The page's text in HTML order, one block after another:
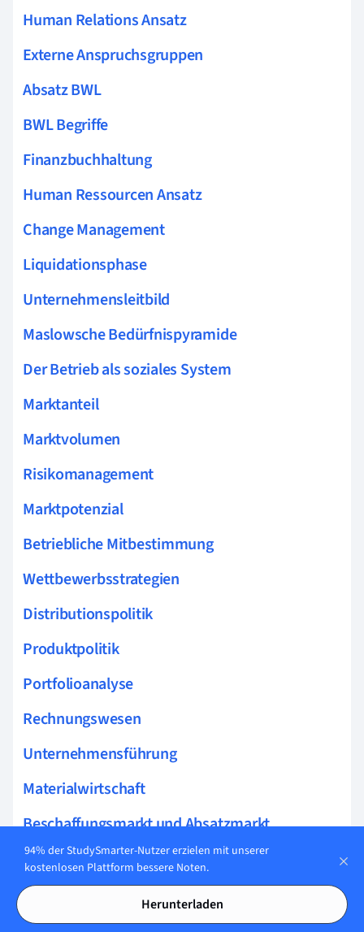
Human Relations Ansatz
Externe Anspruchsgruppen
Absatz BWL
BWL Begriffe
Finanzbuchhaltung
Human Ressourcen Ansatz
Change Management
Liquidationsphase
Unternehmensleitbild
Maslowsche Bedürfnispyramide
Der Betrieb als soziales System
Marktanteil
Marktvolumen
Risikomanagement
Marktpotenzial
Betriebliche Mitbestimmung
Wettbewerbsstrategien
Distributionspolitik
Produktpolitik
Portfolioanalyse
Rechnungswesen
Unternehmensführung
Materialwirtschaft
Beschaffungsmarkt und Absatzmarkt
Unternehmensziele
Anspruchsgruppen
94% der StudySmarter-Nutzer erzielen mit unserer
kostenlosen Plattform bessere Noten.
Herunterladen